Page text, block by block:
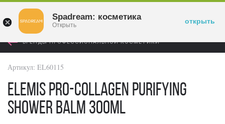
БРЕНДЫ ПРОФЕССИОНАЛЬНОЙ КОСМЕТИКИ
Артикул: EL60115
Elemis Pro-Collagen Purifying
Shower Balm 300ml
Spadream: косметика
Открыть открыть